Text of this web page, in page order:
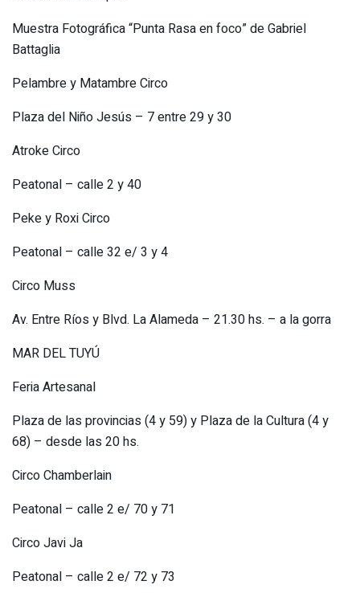
Muestra Fotográfica “Punta Rasa en foco” de Gabriel
Battaglia
Pelambre y Matambre Circo
Plaza del Niño Jesús – 7 entre 29 y 30
Atroke Circo
Peatonal – calle 2 y 40
Peke y Roxi Circo
Peatonal – calle 32 e/ 3 y 4
Circo Muss
Av. Entre Ríos y Blvd. La Alameda – 21.30 hs. – a la gorra
MAR DEL TUYÚ
Feria Artesanal
Plaza de las provincias (4 y 59) y Plaza de la Cultura (4 y
68) – desde las 20 hs.
Circo Chamberlain
Peatonal – calle 2 e/ 70 y 71
Circo Javi Ja
Peatonal – calle 2 e/ 72 y 73